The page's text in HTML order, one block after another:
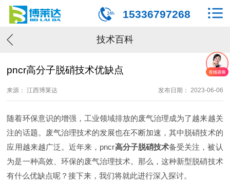
15336797268
技术百科
pncr高分子脱硝技术优缺点
来源： 江西博莱达 发布日期： 2023-06-06
随着环保意识的增强，工业领域排放的废气治理成为了越来越关
注的话题。废气治理技术的发展也在不断加速，其中脱硝技术的
应用越来越广泛。近年来，pncr高分子脱硝技术备受关注，被认
为是一种高效、环保的废气治理技术。那么，这种新型脱硝技术
有什么优缺点呢？接下来，我们将就此进行深入探讨。